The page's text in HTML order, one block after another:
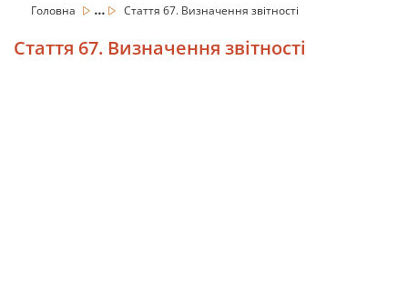
Головна ... Стаття 67. Визначення звітності
Стаття 67. Визначення звітності